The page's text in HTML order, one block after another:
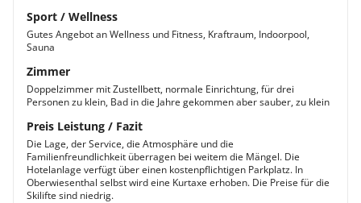
Sport / Wellness
Gutes Angebot an Wellness und Fitness, Kraftraum, Indoorpool,
Sauna
Zimmer
Doppelzimmer mit Zustellbett, normale Einrichtung, für drei
Personen zu klein, Bad in die Jahre gekommen aber sauber, zu klein
Preis Leistung / Fazit
Die Lage, der Service, die Atmosphäre und die
Familienfreundlichkeit überragen bei weitem die Mängel. Die
Hotelanlage verfügt über einen kostenpflichtigen Parkplatz. In
Oberwiesenthal selbst wird eine Kurtaxe erhoben. Die Preise für die
Skilifte sind niedrig.